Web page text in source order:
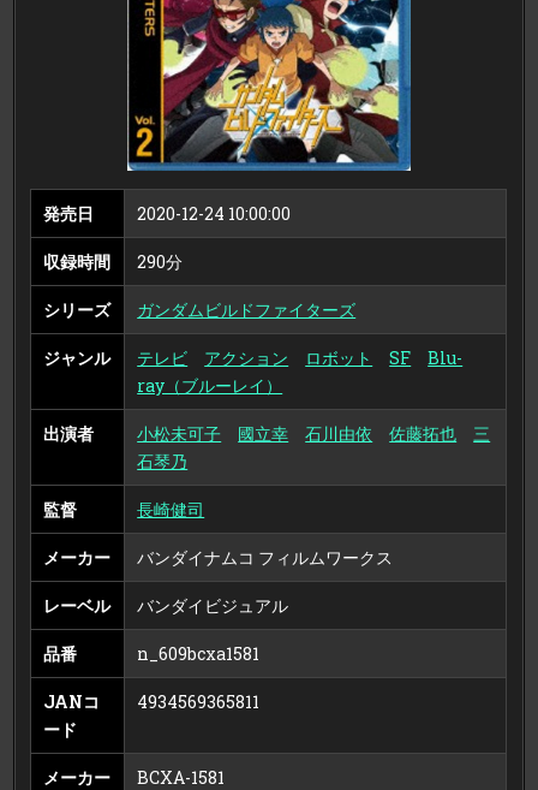
ス
発売日 2020-12-24 10:00:00
収録時間 290分
シリーズ ガンダムビルドファイターズ
ジャンル テレビ アクション ロボット SF
Blu-
ray（ブルーレイ）
出演者 小松未可子 國立幸 石川由依 佐藤拓也
三
石琴乃
監督 長崎健司
メーカー バンダイナムコ フィルムワークス
レーベル バンダイビジュアル
品番 n_609bcxa1581
JANコ
ード
4934569365811
メーカー
BCXA-1581